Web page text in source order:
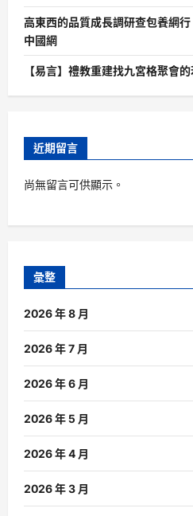
高東西的品質成長調研查包養網行
中國網
【易言】禮教重建找九宮格聚會
近期留言
尚無留言可供顯示。
彙整
2026 年 8 月
2026 年 7 月
2026 年 6 月
2026 年 5 月
2026 年 4 月
2026 年 3 月